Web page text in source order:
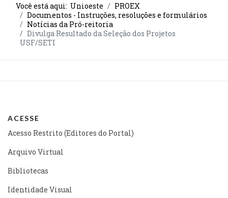
Você está aqui: Unioeste
PROEX
Documentos - Instruções, resoluções e formulários
Notícias da Pró-reitoria
Divulga Resultado da Seleção dos Projetos
USF/SETI
ACESSE
Acesso Restrito (Editores do Portal)
Arquivo Virtual
Bibliotecas
Identidade Visual